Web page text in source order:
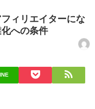
ィリエイターにな
への条件